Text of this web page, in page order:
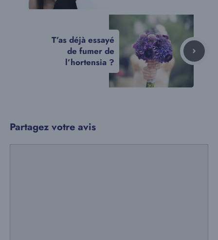
T’as déjà essayé
de fumer de
l’hortensia ?
Partagez votre avis